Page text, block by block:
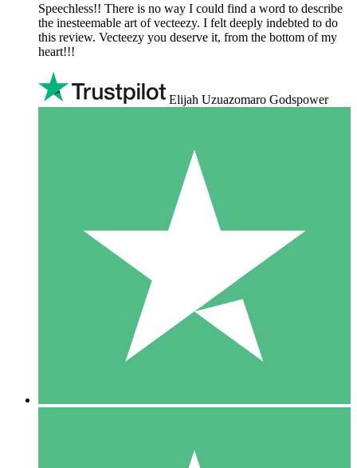
Speechless!! There is no way I could find a word to describe
the inesteemable art of vecteezy. I felt deeply indebted to do
this review. Vecteezy you deserve it, from the bottom of my
heart!!!
Elijah Uzuazomaro Godspower